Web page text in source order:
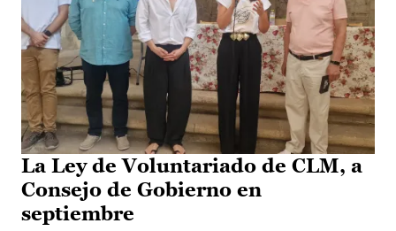
La Ley de Voluntariado de CLM, a
Consejo de Gobierno en
septiembre